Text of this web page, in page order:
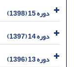
دوره 15 (1398)
دوره 14 (1397)
دوره 13 (1396)